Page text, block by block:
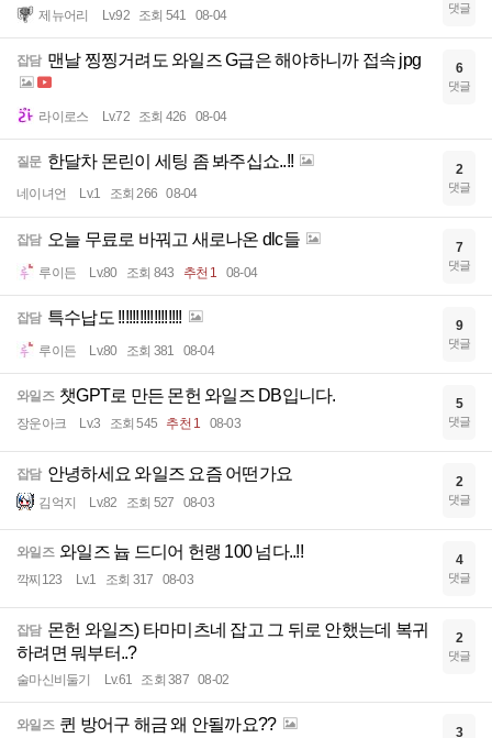
제뉴어리 Lv.92 조회 541 08-04 댓글
잡담 맨날 찡찡거려도 와일즈 G급은 해야하니까 접속 jpg
라이로스 Lv.72 조회 426 08-04
6
댓글
질문 한달차 몬린이 세팅 좀 봐주십쇼..!!
네이녀언 Lv.1 조회 266 08-04
2
댓글
잡담 오늘 무료로 바꿔고 새로나온 dlc들
루이든 Lv.80 조회 843 추천 1 08-04
7
댓글
잡담 특수납도 !!!!!!!!!!!!!!!!!!
루이든 Lv.80 조회 381 08-04
9
댓글
와일즈 챗GPT로 만든 몬헌 와일즈 DB입니다.
장운아크 Lv.3 조회 545 추천 1 08-03
5
댓글
잡담 안녕하세요 와일즈 요즘 어떤가요
김억지 Lv.82 조회 527 08-03
2
댓글
와일즈 와일즈 늅 드디어 헌랭 100 넘다..!!
깍찌123 Lv.1 조회 317 08-03
4
댓글
잡담 몬헌 와일즈) 타마미츠네 잡고 그 뒤로 안했는데 복귀
하려면 뭐부터..?
술마신비둘기 Lv.61 조회 387 08-02
2
댓글
와일즈 퀸 방어구 해금 왜 안될까요?? 3